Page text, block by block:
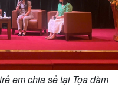
Tin thế giới
Vấn đề quốc tế
Hồ sơ sự kiện quốc tế
Thế giới & Việt Nam
Biên cương - Một dải vững
bềnem chia sẻ tại Tọa đàm